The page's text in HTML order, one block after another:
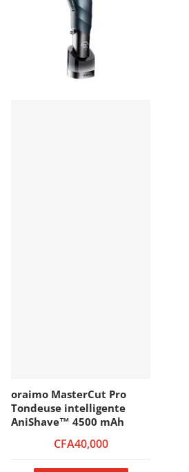
oraimo MasterCut Pro
Tondeuse intelligente
AniShave™ 4500 mAh
CFA40,000